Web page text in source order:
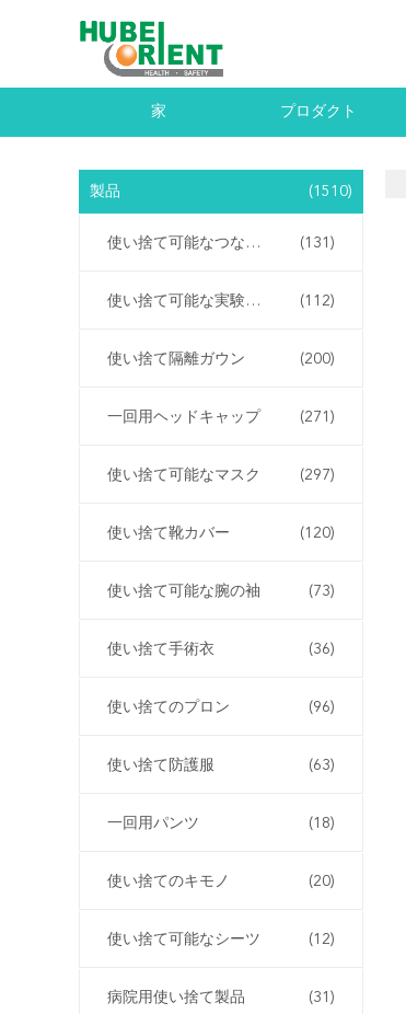
家 プロダクト
製品 (1510)
使い捨て可能なつなぎ服 (131)
使い捨て可能な実験室のコート (112)
使い捨て隔離ガウン (200)
一回用ヘッドキャップ (271)
使い捨て可能なマスク (297)
使い捨て靴カバー (120)
使い捨て可能な腕の袖 (73)
使い捨て手術衣 (36)
使い捨てのプロン (96)
使い捨て防護服 (63)
一回用パンツ (18)
使い捨てのキモノ (20)
使い捨て可能なシーツ (12)
病院用使い捨て製品 (31)